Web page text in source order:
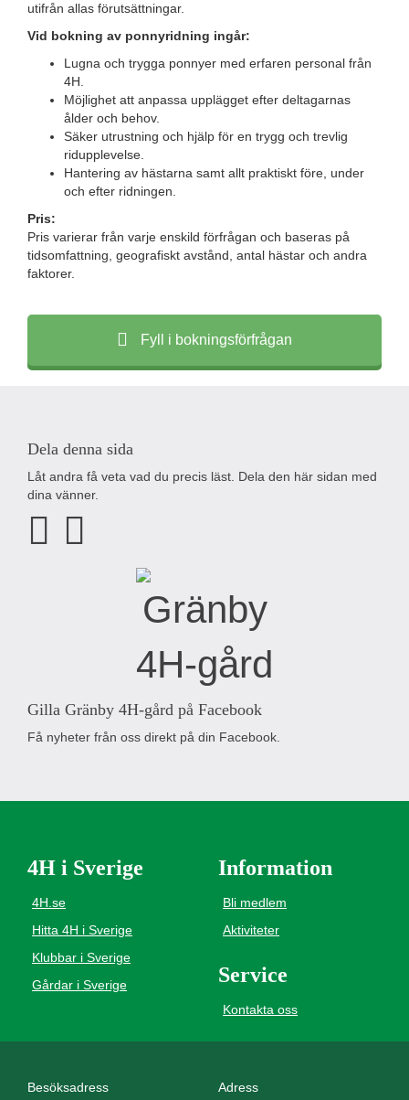
utifrån allas förutsättningar.
Vid bokning av ponnyridning ingår:
Lugna och trygga ponnyer med erfaren personal från
4H.
Möjlighet att anpassa upplägget efter deltagarnas
ålder och behov.
Säker utrustning och hjälp för en trygg och trevlig
ridupplevelse.
Hantering av hästarna samt allt praktiskt före, under
och efter ridningen.
Pris:
Pris varierar från varje enskild förfrågan och baseras på
tidsomfattning, geografiskt avstånd, antal hästar och andra
faktorer.
Fyll i bokningsförfrågan
Dela denna sida
Låt andra få veta vad du precis läst. Dela den här sidan med
dina vänner.
Gilla Gränby 4H-gård på Facebook
Få nyheter från oss direkt på din Facebook.
4H i Sverige
4H.se
Hitta 4H i Sverige
Klubbar i Sverige
Gårdar i Sverige
Information
Bli medlem
Aktiviteter
Service
Kontakta oss
Besöksadress
Adress